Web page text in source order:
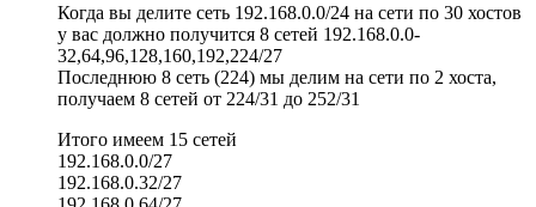
Когда вы делите сеть 192.168.0.0/24 на сети по 30 хостов
у вас должно получится 8 сетей 192.168.0.0-
32,64,96,128,160,192,224/27
Последнюю 8 сеть (224) мы делим на сети по 2 хоста,
получаем 8 сетей от 224/31 до 252/31
Итого имеем 15 сетей
192.168.0.0/27
192.168.0.32/27